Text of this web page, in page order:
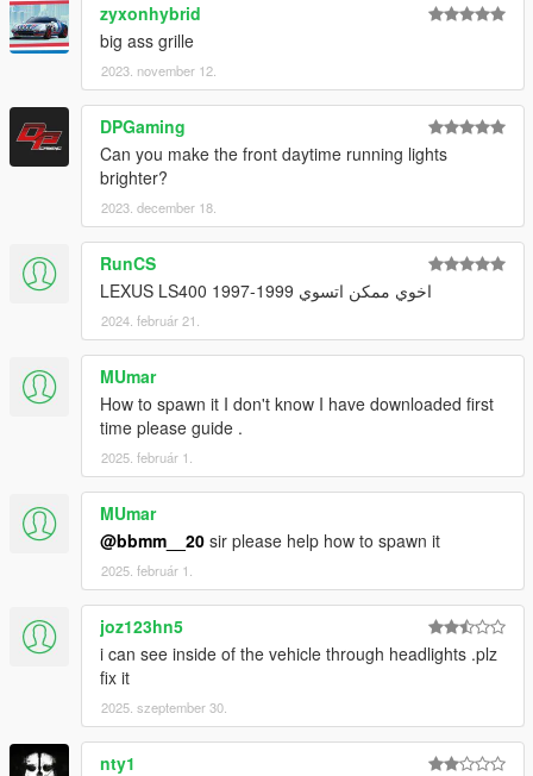
zyxonhybrid
big ass grille
2023. november 12.
DPGaming
Can you make the front daytime running lights
brighter?
2023. december 18.
RunCS
اخوي ممكن اتسوي LEXUS LS400 1997-1999
2024. február 21.
MUmar
How to spawn it I don't know I have downloaded first
time please guide .
2025. február 1.
MUmar
@bbmm__20 sir please help how to spawn it
2025. február 1.
joz123hn5
i can see inside of the vehicle through headlights .plz
fix it
2025. szeptember 30.
nty1